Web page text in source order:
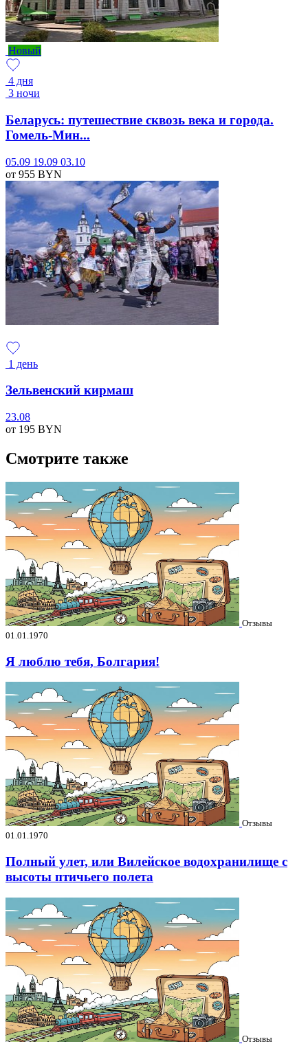
Новый
4 дня
3 ночи
Беларусь: путешествие сквозь века и города.
Гомель-Мин...
05.09 19.09 03.10
от 955 BYN
1 день
Зельвенский кирмаш
23.08
от 195 BYN
Смотрите также
Отзывы
01.01.1970
Я люблю тебя, Болгария!
Отзывы
01.01.1970
Полный улет, или Вилейское водохранилище с
высоты птичьего полета
Отзывы